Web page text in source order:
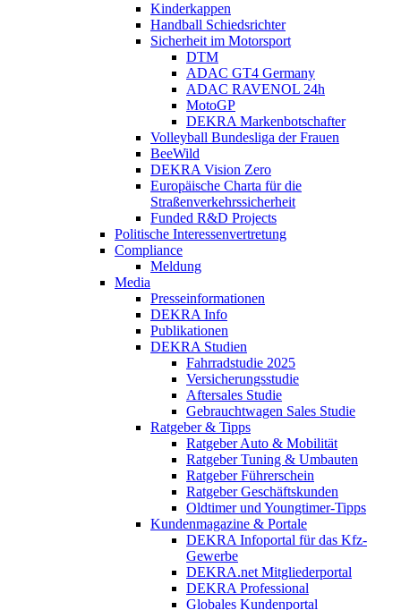
Kinderkappen
Handball Schiedsrichter
Sicherheit im Motorsport
DTM
ADAC GT4 Germany
ADAC RAVENOL 24h
MotoGP
DEKRA Markenbotschafter
Volleyball Bundesliga der Frauen
BeeWild
DEKRA Vision Zero
Europäische Charta für die
Straßenverkehrssicherheit
Funded R&D Projects
Politische Interessenvertretung
Compliance
Meldung
Media
Presseinformationen
DEKRA Info
Publikationen
DEKRA Studien
Fahrradstudie 2025
Versicherungsstudie
Aftersales Studie
Gebrauchtwagen Sales Studie
Ratgeber & Tipps
Ratgeber Auto & Mobilität
Ratgeber Tuning & Umbauten
Ratgeber Führerschein
Ratgeber Geschäftskunden
Oldtimer und Youngtimer-Tipps
Kundenmagazine & Portale
DEKRA Infoportal für das Kfz-
Gewerbe
DEKRA.net Mitgliederportal
DEKRA Professional
Globales Kundenportal